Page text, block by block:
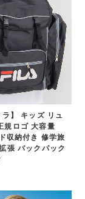
】 キッズ リュ
規ロゴ 大容量
収納付き 修学旅
張 バックパック